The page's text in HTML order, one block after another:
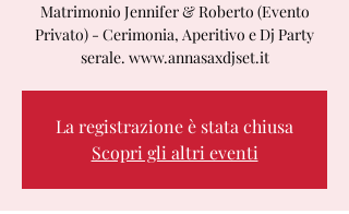
Matrimonio Jennifer & Roberto (Evento
Privato) - Cerimonia, Aperitivo e Dj Party
serale. www.annasaxdjset.it
La registrazione è stata chiusa
Scopri gli altri eventi